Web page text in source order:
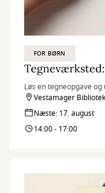
FOR BØRN
Løs en tegneopgave
Vestamager Bibliotek
Næste: 17. august
14:00 - 17:00